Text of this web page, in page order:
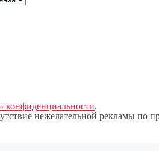
конфиденциальности.
нежелательной рекламы